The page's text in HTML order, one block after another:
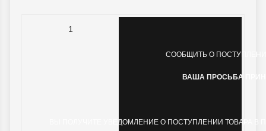
СООБЩИТЬ О
ВАША ПРОСЬБА
ВЫ ПОЛУЧИТЕ УВЕДОМЛЕНИЕ О ПОСТУПЛЕНИИ ТОВАРА В